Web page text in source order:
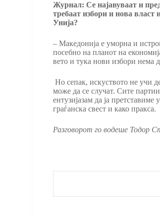
Журнал: Се најавуваат и
требаат избори и нова власт
Унија?
– Македонија е уморна и
посебно на планот на
вето и тука нови избори нема
Но сепак, искуството не учи
може да се случат. Сите
ентузијазам да ја
граѓанска свест и како пракса.
Разговорот го водеше Тодор